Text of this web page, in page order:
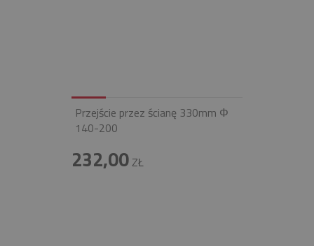
Przejście przez ścianę 330mm Φ
140-200
232,00ZŁ